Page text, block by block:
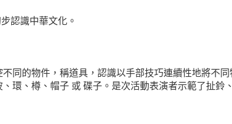
認識中華文化。
同的物件，稱道具，認識以手部技巧連續性地將不
環、樽、帽子 或 碟子。是次活動表演者示範了扯